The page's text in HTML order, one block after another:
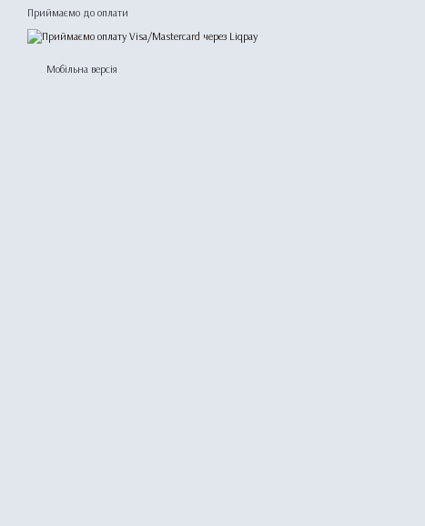
Приймаємо до оплати
Мобільна версія